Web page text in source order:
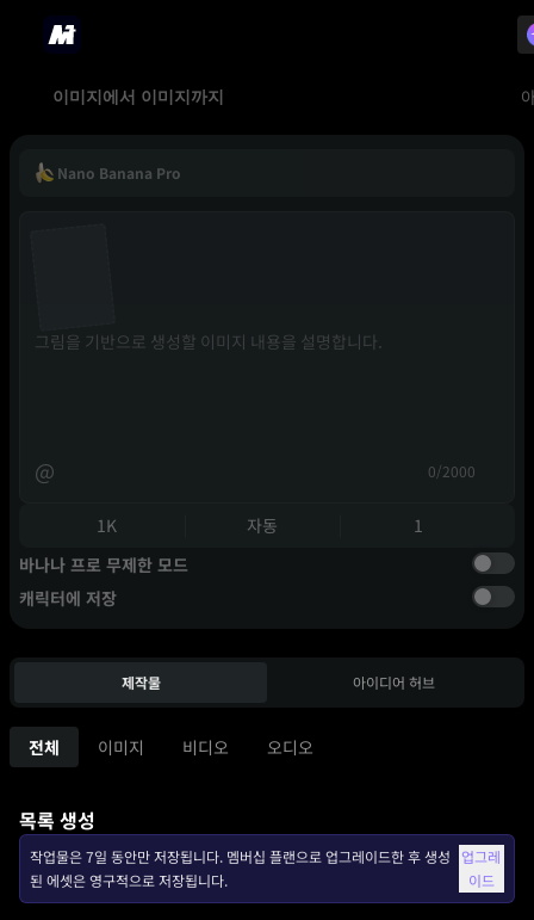
이미지에서 이미지까지
Nano Banana Pro
@ 0/2000
1K 자동
1
바나나 프로 무제한 모드
캐릭터에 저장
제작물 아이디어 허브
전체 이미지 비디오 오디오
목록 생성
작업물은 7일 동안만 저장됩니다. 멤버십 플랜으로 업그레이드한 후 생성
된 에셋은 영구적으로 저장됩니다.
업그레
이드